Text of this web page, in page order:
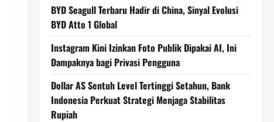
BYD Seagull Terbaru Hadir di China, Sinyal Evolusi
BYD Atto 1 Global
Instagram Kini Izinkan Foto Publik Dipakai AI, Ini
Dampaknya bagi Privasi Pengguna
Dollar AS Sentuh Level Tertinggi Setahun, Bank
Indonesia Perkuat Strategi Menjaga Stabilitas
Rupiah